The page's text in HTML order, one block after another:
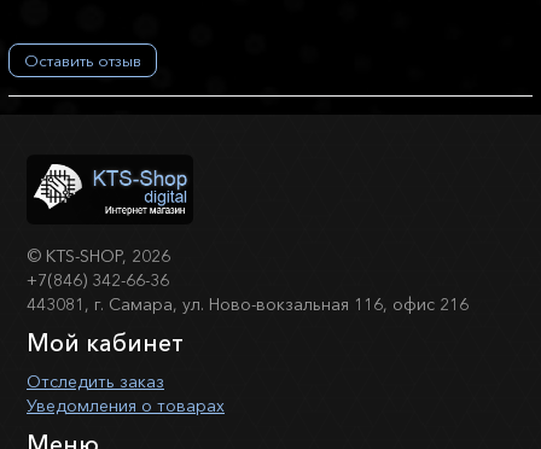
Оставить отзыв
© KTS-SHOP, 2026
+7(846) 342-66-36
443081, г. Самара, ул. Ново-вокзальная 116, офис 216
Мой кабинет
Отследить заказ
Уведомления о товарах